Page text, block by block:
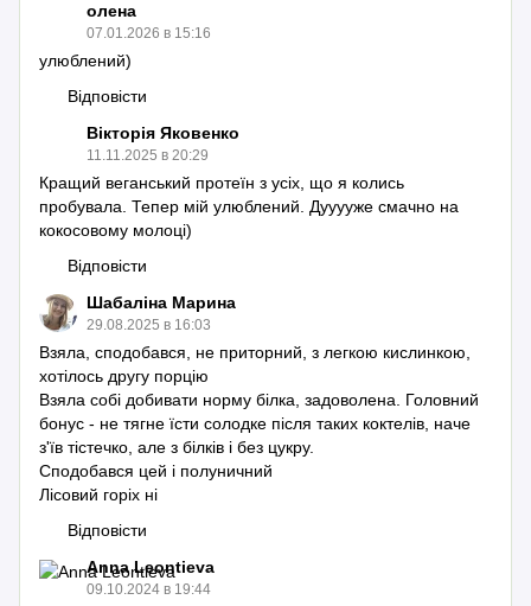
олена
07.01.2026 в 15:16
улюблений)
Відповісти
Вікторія Яковенко
11.11.2025 в 20:29
Кращий веганський протеїн з усіх, що я колись
пробувала. Тепер мій улюблений. Дууууже смачно на
кокосовому молоці)
Відповісти
Шабаліна Марина
29.08.2025 в 16:03
Взяла, сподобався, не приторний, з легкою кислинкою,
хотілось другу порцію
Взяла собі добивати норму білка, задоволена. Головний
бонус - не тягне їсти солодке після таких коктелів, наче
з'їв тістечко, але з білків і без цукру.
Сподобався цей і полуничний
Лісовий горіх ні
Відповісти
Anna Leontieva
09.10.2024 в 19:44